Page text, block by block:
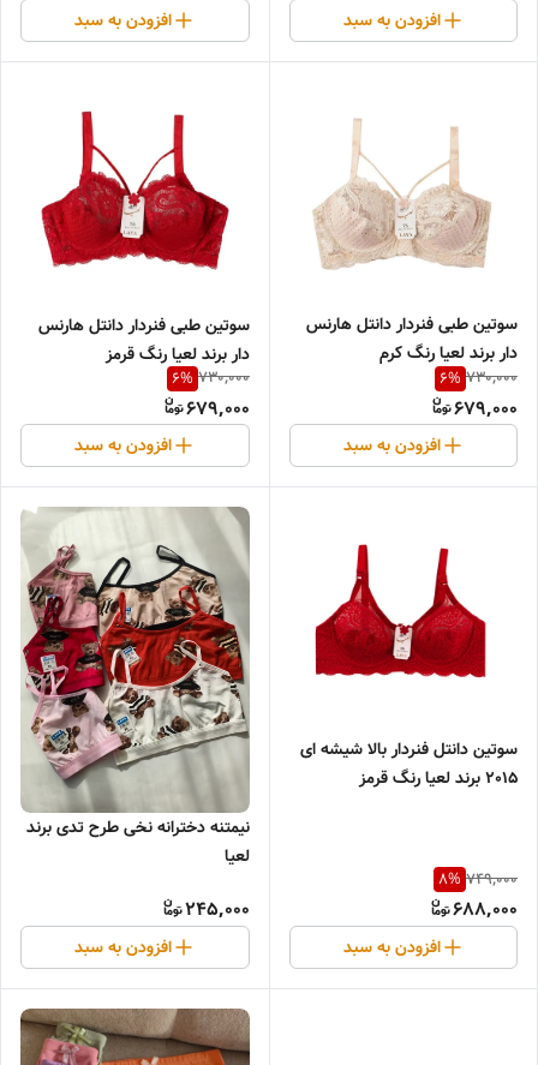
افزودن به سبد افزودن به سبد
سوتین طبی فنردار دانتل هارنس
دار برند لعیا رنگ کرم
730,000
6%
679,000
افزودن به سبد
سوتین طبی فنردار دانتل هارنس
دار برند لعیا رنگ قرمز
730,000
6%
679,000
افزودن به سبد
سوتین دانتل فنردار بالا شیشه ای
2015 برند لعیا رنگ قرمز
749,000
8%
688,000
افزودن به سبد
نیمتنه دخترانه نخی طرح تدی برند
لعیا
245,000
افزودن به سبد